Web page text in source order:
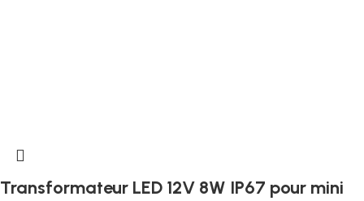
Transformateur LED 12V 8W IP67 pour mini